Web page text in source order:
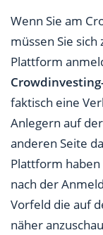
Wenn Sie am
müssen Sie
Plattform
faktisch eine
Anlegern auf
anderen Seite
Plattform haben
nach der
Vorfeld die auf
näher